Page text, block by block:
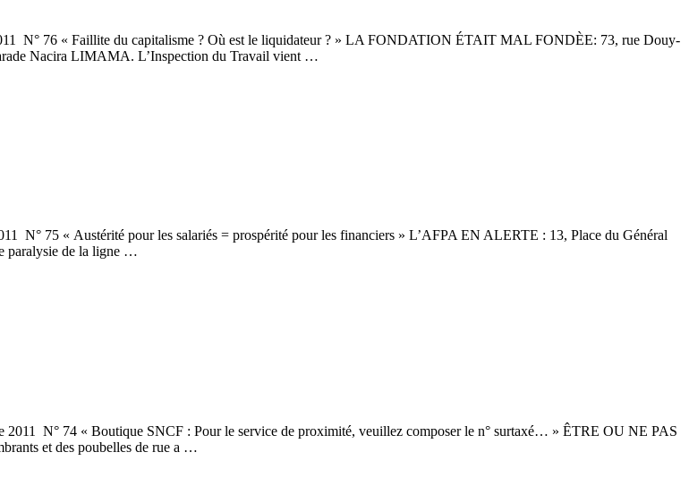
N° 76 « Faillite du capitalisme ? Où est le liquidateur ? » LA FONDATION ÉTAIT MAL FONDÈE: 73, rue Douy-
Nacira LIMAMA. L’Inspection du Travail vient …
75 « Austérité pour les salariés = prospérité pour les financiers » L’AFPA EN ALERTE : 13, Place du Général
paralysie de la ligne …
N° 74 « Boutique SNCF : Pour le service de proximité, veuillez composer le n° surtaxé… » ÊTRE OU NE PAS
et des poubelles de rue a …